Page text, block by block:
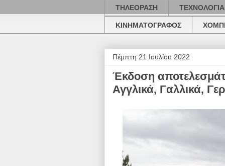
ΤΗΛΕΟΡΑΣΗ ΤΕΧΝΟΛΟΓΙΑ
ΚΙΝΗΜΑΤΟΓΡΑΦΟΣ
Πέμπτη 21 Ιουλίου 2022
Έκδοση
Αγγλικά, Γαλλικά,